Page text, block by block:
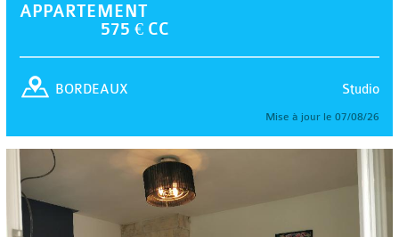
APPARTEMENT
575 € CC
Studio
BORDEAUX
Mise à jour le 07/08/26